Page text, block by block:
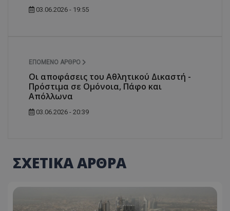
03.06.2026 - 19:55
ΕΠΌΜΕΝΟ ΆΡΘΡΟ
Οι αποφάσεις του Αθλητικού Δικαστή -
Πρόστιμα σε Ομόνοια, Πάφο και
Απόλλωνα
03.06.2026 - 20:39
ΣΧΕΤΙΚΑ ΑΡΘΡΑ